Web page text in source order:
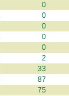
0
0
0
0
0
2
33
87
75